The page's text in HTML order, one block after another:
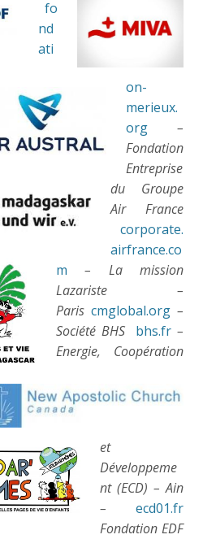
fo
nd
ati
on-
merieux.
org
–
Fondation
Entreprise
du Groupe
Air France
corporate.
airfrance.co
m
– La mission
Lazariste –
Paris cmglobal.org –
Société BHS
bhs.fr –
Energie, Coopération
et
Développeme
nt (ECD) – Ain
–
ecd01.fr
Fondation EDF